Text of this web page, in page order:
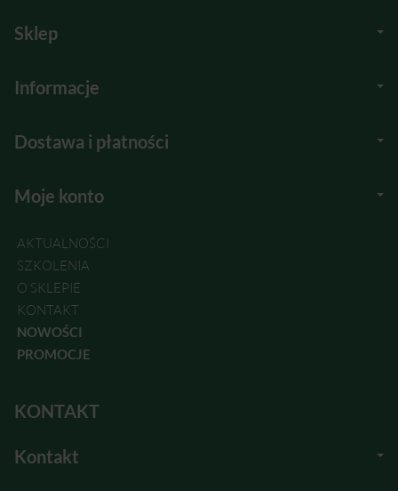
Sklep
Informacje
Dostawa i płatności
Moje konto
AKTUALNOŚCI
SZKOLENIA
O SKLEPIE
KONTAKT
NOWOŚCI
PROMOCJE
KONTAKT
Kontakt